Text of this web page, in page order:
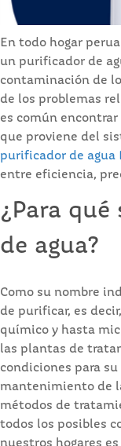
En todo hogar
un purificador de
contaminación de
de los problemas
es común
que proviene del
purificador de agua
entre eficiencia,
¿Para
de agua?
Como su nombre
de purificar, es
químico y hasta
las plantas de
condiciones para
mantenimiento de
métodos de
todos los posibles
nuestros hogares es